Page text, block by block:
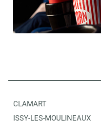
CLAMART
ISSY-LES-MOULINEAUX